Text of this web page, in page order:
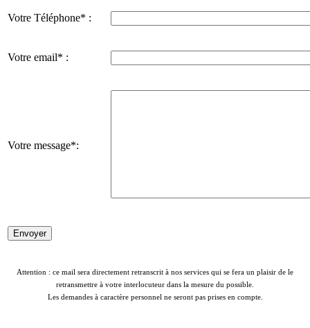
Votre Téléphone* :
Votre email* :
Votre message*:
Attention : ce mail sera directement retranscrit à nos services qui se fera un plaisir de le
retransmettre à votre interlocuteur dans la mesure du possible.
Les demandes à caractère personnel ne seront pas prises en compte.